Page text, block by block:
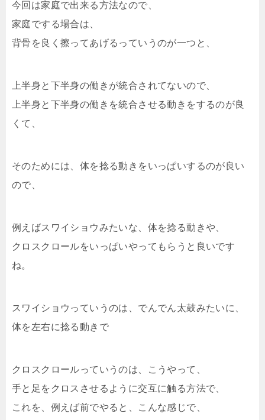
今回は家庭で出来る方法なので、
家庭でする場合は、
背骨を良く擦ってあげるっていうのが一つと、
上半身と下半身の働きが統合されてないので、
上半身と下半身の働きを統合させる動きをするのが良
くて、
そのためには、体を捻る動きをいっぱいするのが良い
ので、
例えばスワイショウみたいな、体を捻る動きや、
クロスクロールをいっぱいやってもらうと良いです
ね。
スワイショウっていうのは、でんでん太鼓みたいに、
体を左右に捻る動きで
クロスクロールっていうのは、こうやって、
手と足をクロスさせるように交互に触る方法で、
これを、例えば前でやると、こんな感じで、